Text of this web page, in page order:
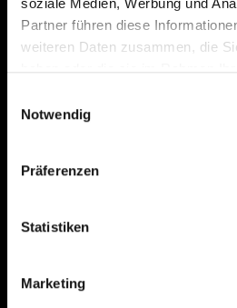
Partner führen diese
weiteren Daten zusammen, die
Notwendig
Präferenzen
Statistiken
Marketing
Das erste Depot in Österreich
0€ Ausgabeaufschlag und 0€
© 2026 FondsDepot AT
DEPOT